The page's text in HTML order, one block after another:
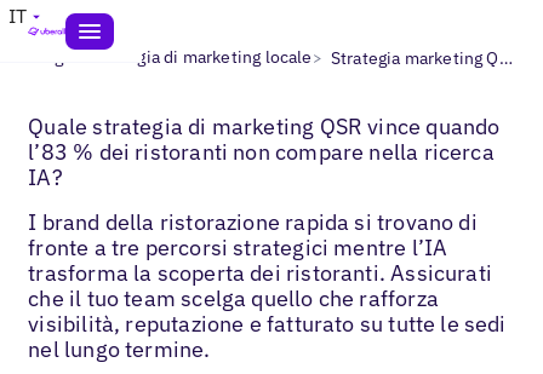
IT
Blogs> Strategia di marketing locale> Strategia marketing QSR
Quale strategia di marketing QSR vince quando
l’83 % dei ristoranti non compare nella ricerca
IA?
I brand della ristorazione rapida si trovano di
fronte a tre percorsi strategici mentre l’IA
trasforma la scoperta dei ristoranti. Assicurati
che il tuo team scelga quello che rafforza
visibilità, reputazione e fatturato su tutte le sedi
nel lungo termine.